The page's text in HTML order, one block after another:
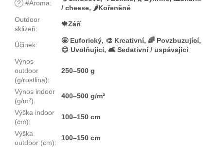
? #Aroma:
/ cheese, 🌶️Kořeněné
Outdoor
sklizeň:
🍁Září
Účinek:
🤩 Euforický, 🎨 Kreativní, 🌈 Povzbuzující,
😌 Uvolňující, 🛋️ Sedativní / uspávající
Výnos
outdoor
(g/rostlina):
250–500 g
Výnos indoor
(g/m²):
400–500 g/m²
Výška indoor
(cm):
100–150 cm
Výška
outdoor (cm):
100–150 cm